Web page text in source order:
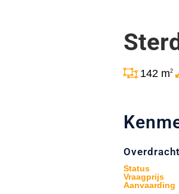
142 m2
Overdracht
Status
Vraagprijs
Aanvaarding